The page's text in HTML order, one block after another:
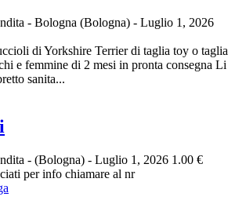
- Bologna (Bologna) - Luglio 1, 2026
di Yorkshire Terrier di taglia toy o taglia
e femmine di 2 mesi in pronta consegna Li
sanita...
- (Bologna) - Luglio 1, 2026 1.00 €
per info chiamare al nr